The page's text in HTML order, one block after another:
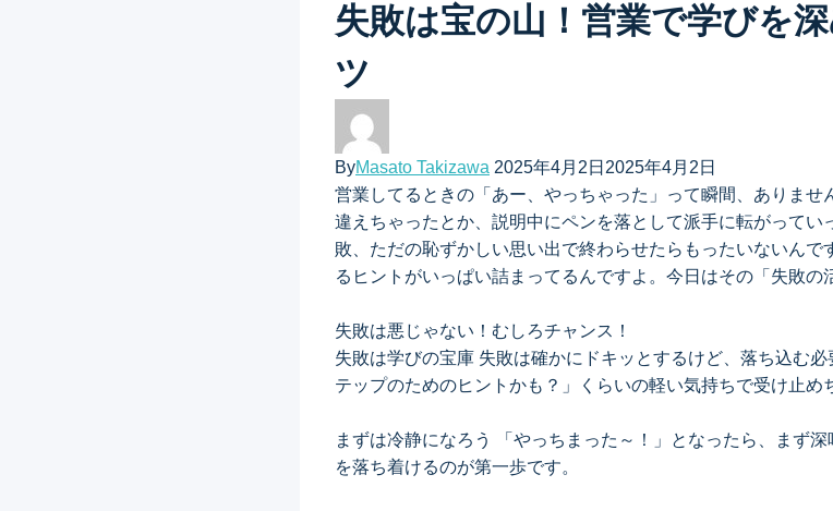
失敗は宝の山！営業で学びを
ツ
ByMasato Takizawa 2025年4月2日 2025年4月2日
営業してるときの「あー、やっちゃった」って瞬間、ありませ
違えちゃったとか、説明中にペンを落として派手に転がって
敗、ただの恥ずかしい思い出で終わらせたらもったいないん
るヒントがいっぱい詰まってるんですよ。今日はその「失敗の
失敗は悪じゃない！むしろチャンス！
失敗は学びの宝庫 失敗は確かにドキッとするけど、落ち込む
テップのためのヒントかも？」くらいの軽い気持ちで受け止め
まずは冷静になろう 「やっちまった～！」となったら、まず
を落ち着けるのが第一歩です。